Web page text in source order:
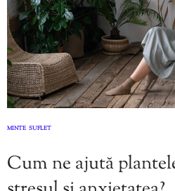
MINTE SUFLET
Cum ne ajută